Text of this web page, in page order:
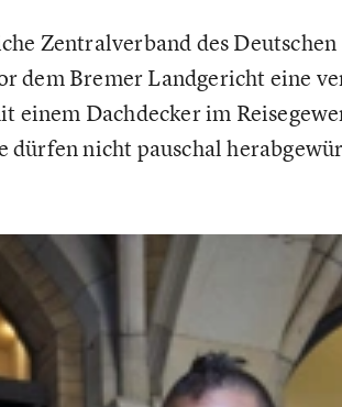
Zentralverband des Deutschen
dem Bremer Landgericht eine
Dachdecker im
dürfen nicht pauschal